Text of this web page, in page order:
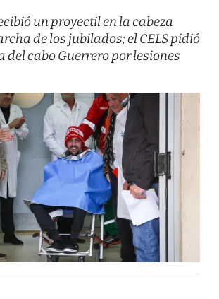
un proyectil en la cabeza
de los jubilados; el CELS pidió
cabo Guerrero por lesiones